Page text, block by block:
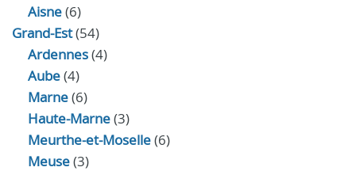
Aisne(6)
Grand-Est(54)
Ardennes(4)
Aube(4)
Marne(6)
Haute-Marne(3)
Meurthe-et-Moselle(6)
Meuse(3)